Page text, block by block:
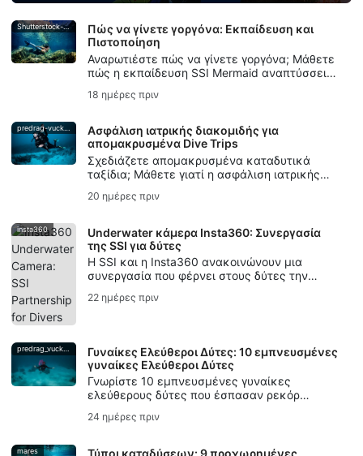
Shutterstock-Andrea_Izzotti
Πώς να γίνετε γοργόνα: Εκπαίδευση και
Πιστοποίηση
Αναρωτιέστε πώς να γίνετε γοργόνα; Μάθετε
πώς η εκπαίδευση SSI Mermaid αναπτύσσει
έλεγχο της αναπνοής, την ασφάλεια και την
18 ημέρες πριν
predrag-vuckovic
Ασφάλιση ιατρικής διακομιδής για
απομακρυσμένα Dive Trips
Σχεδιάζετε απομακρυσμένα καταδυτικά
ταξίδια; Μάθετε γιατί η ασφάλιση ιατρικής
καταδύτες, από τη νόσο αποσυμπίεσης έως
20 ημέρες πριν
insta360
Underwater κάμερα Insta360: Συνεργασία
της SSI για δύτες
Η SSI και η Insta360 ανακοινώνουν μια
συνεργασία που φέρνει στους δύτες την
Insta360, εργαστήρια, εκστρατείες
22 ημέρες πριν
predrag_vuckovic
Γυναίκες Ελεύθεροι Δύτες: 10 εμπνευσμένες
γυναίκες Ελεύθεροι Δύτες
Γνωρίστε 10 εμπνευσμένες γυναίκες
ελεύθερους δύτες που έσπασαν ρεκόρ
διατήρηση των ωκεανών, δημιούργησαν
τις παραδόσεις της κατάδυσης με κράτημα
24 ημέρες πριν
mares Τύποι καταδύσεων: 9 προχωρημένες